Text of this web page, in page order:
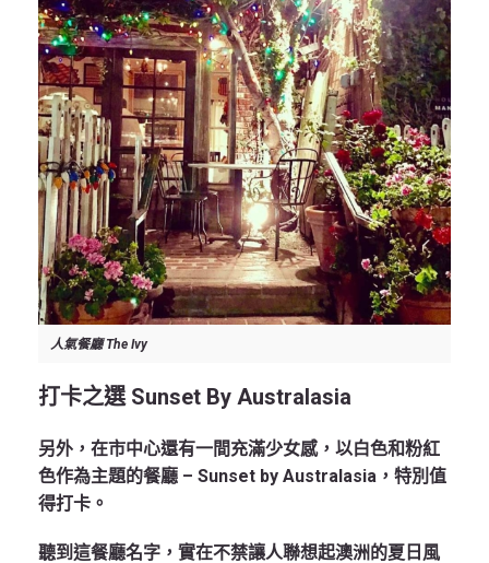
人氣餐廳 The Ivy
打卡之選 Sunset By Australasia
另外，在市中心還有一間充滿少女感，以白色和粉紅
色作為主題的餐廳 – Sunset by Australasia，特別值
得打卡。
聽到這餐廳名字，實在不禁讓人聯想起澳洲的夏日風